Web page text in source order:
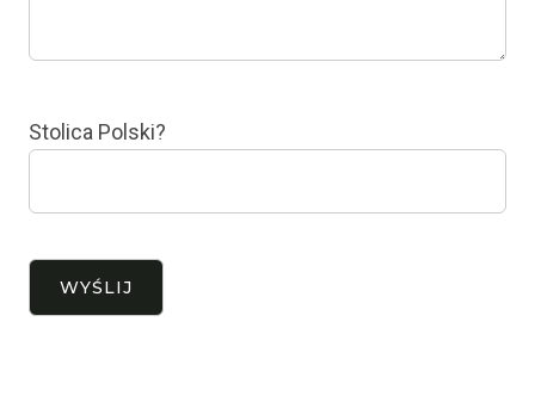
Stolica Polski?